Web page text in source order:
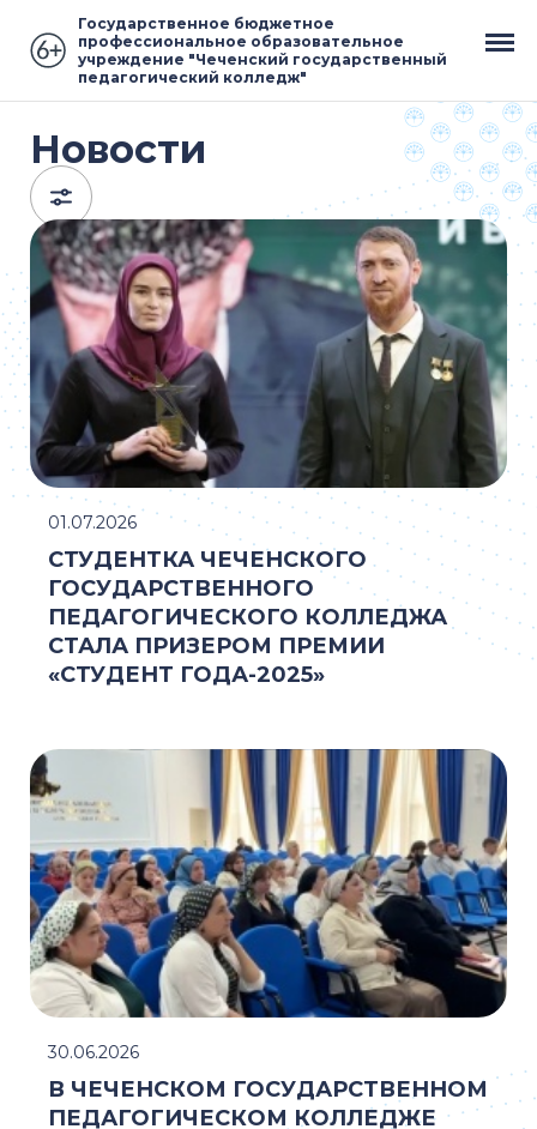
Государственное бюджетное
профессиональное образовательное
учреждение "Чеченский государственный
педагогический колледж"
Новости
СТУДЕНТКА ЧЕЧЕНСКОГО
ГОСУДАРСТВЕННОГО
ПЕДАГОГИЧЕСКОГО КОЛЛЕДЖА
СТАЛА ПРИЗЕРОМ ПРЕМИИ
«СТУДЕНТ ГОДА-2025»
01.07.2026
В ЧЕЧЕНСКОМ ГОСУДАРСТВЕННОМ
ПЕДАГОГИЧЕСКОМ КОЛЛЕДЖЕ
30.06.2026